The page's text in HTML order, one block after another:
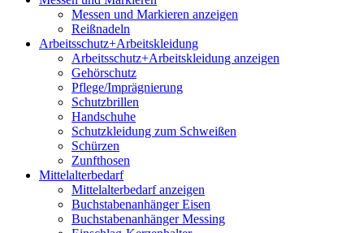
Messen und Markieren anzeigen
Reißnadeln
Arbeitsschutz+Arbeitskleidung
Arbeitsschutz+Arbeitskleidung anzeigen
Gehörschutz
Pflege/Imprägnierung
Schutzbrillen
Handschuhe
Schutzkleidung zum Schweißen
Schürzen
Zunfthosen
Mittelalterbedarf
Mittelalterbedarf anzeigen
Buchstabenanhänger Eisen
Buchstabenanhänger Messing